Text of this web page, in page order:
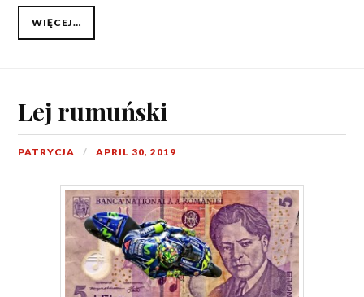
WIĘCEJ…
Lej rumuński
PATRYCJA APRIL 30, 2019